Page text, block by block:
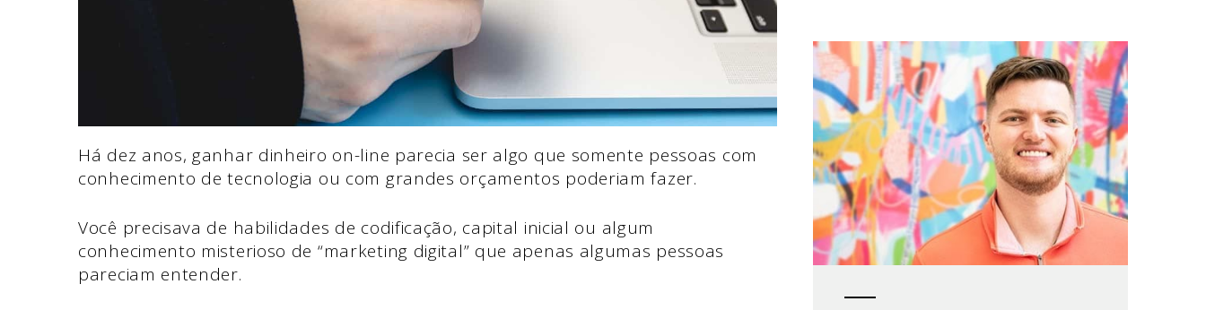
Há dez anos, ganhar dinheiro on-line parecia ser algo que somente pessoas com
conhecimento de tecnologia ou com grandes orçamentos poderiam fazer.
Você precisava de habilidades de codificação, capital inicial ou algum
conhecimento misterioso de “marketing digital” que apenas algumas pessoas
pareciam entender.